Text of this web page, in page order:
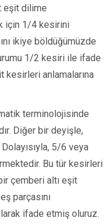
eşit dilime
için 1/4 kesirini
ikiye böldüğümüzde
1/2 kesiri ile ifade
kesirleri anlamalarına
terminolojisinde
Diğer bir deyişle,
5/6 veya
Bu tür kesirleri
çemberi altı eşit
parçasını
ifade etmiş oluruz.